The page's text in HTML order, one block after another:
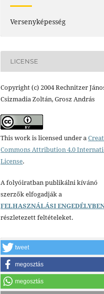
Versenyképesség
LICENSE
Copyright (c) 2004 Rechnitzer
Csizmadia Zoltán, Grosz András
This work is licensed under a
Commons Attribution 4.0
License.
A folyóiratban publikálni kívánó
szerzők elfogadják a
FELHASZNÁLÁSI
részletezett feltételeket.
tweet
megosztás
megosztás